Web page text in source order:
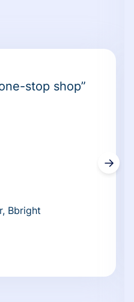
stop shop”
Bbright
→